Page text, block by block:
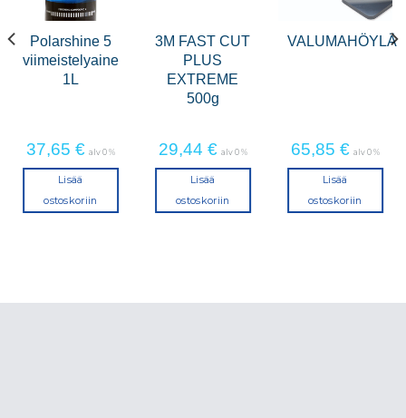
Polarshine 5
viimeistelyaine
1L
37,65 € alv 0 %
Lisää
ostoskoriin
3M FAST CUT
PLUS
EXTREME
500g
29,44 € alv 0 %
Lisää
ostoskoriin
VALUMAHÖYLÄ
65,85 € alv 0 %
Lisää
ostoskoriin